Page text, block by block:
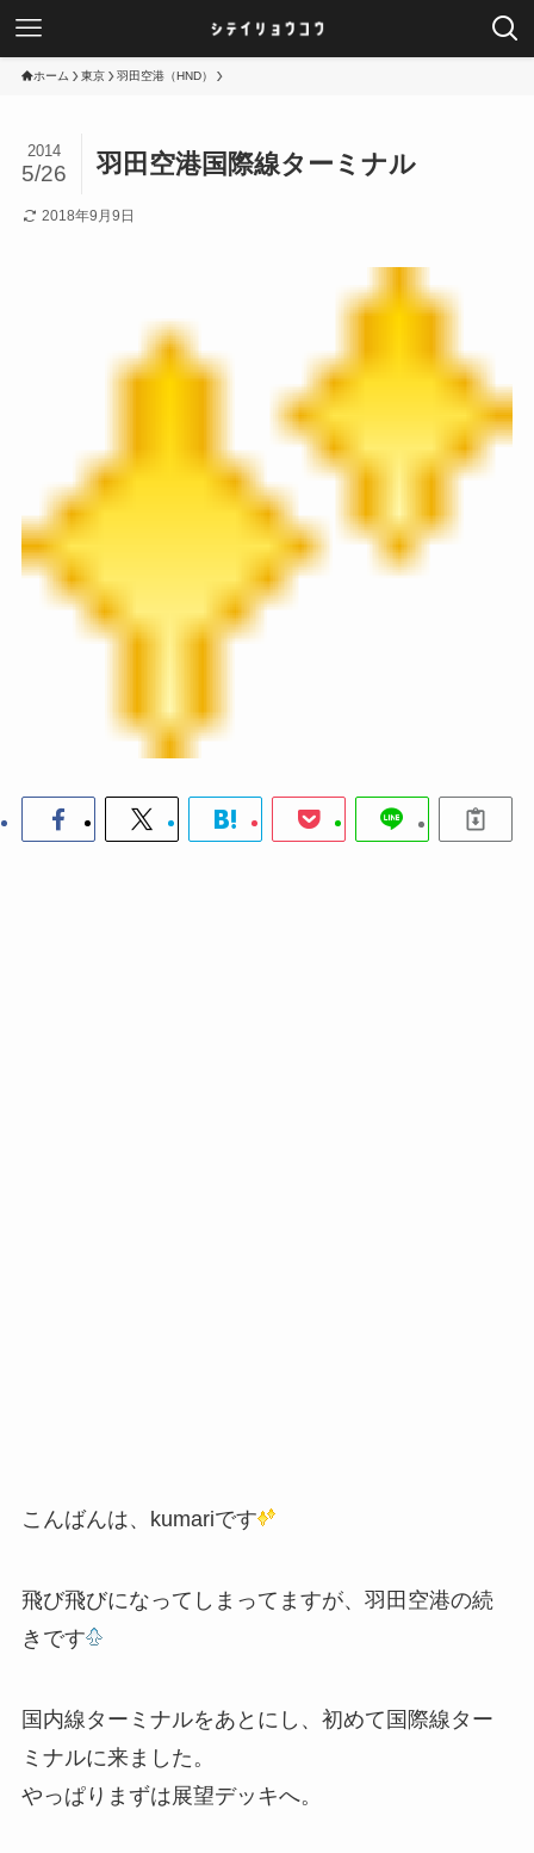
ホーム 東京 羽田空港（HND）
羽田空港国際線ターミナル
2014
5/26
2018年9月9日
こんばんは、kumariです
飛び飛びになってしまってますが、羽田空港の続
きです
国内線ターミナルをあとにし、初めて国際線ター
ミナルに来ました。
やっぱりまずは展望デッキへ。